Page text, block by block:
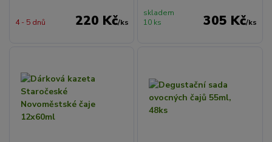
220 Kč/ks
4 - 5 dnů 305 Kč/ks
skladem
10 ks